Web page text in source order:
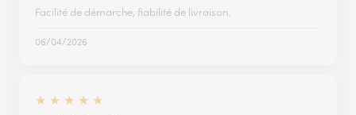
Facilité de démarche, fiabilité de livraison.
06/04/2026
★ ★ ★ ★ ★